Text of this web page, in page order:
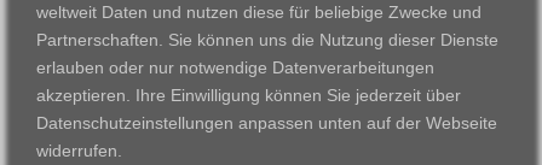
VWAK
Karriere
Links
Standorte
Darmstadt
Bildungsangebot
Ausbildung
weltweit Daten und nutzen diese für beliebige Zwecke und
Partnerschaften. Sie können uns die Nutzung dieser Dienste
erlauben oder nur notwendige Datenverarbeitungen
akzeptieren. Ihre Einwilligung können Sie jederzeit über
Datenschutzeinstellungen anpassen unten auf der Webseite
widerrufen.